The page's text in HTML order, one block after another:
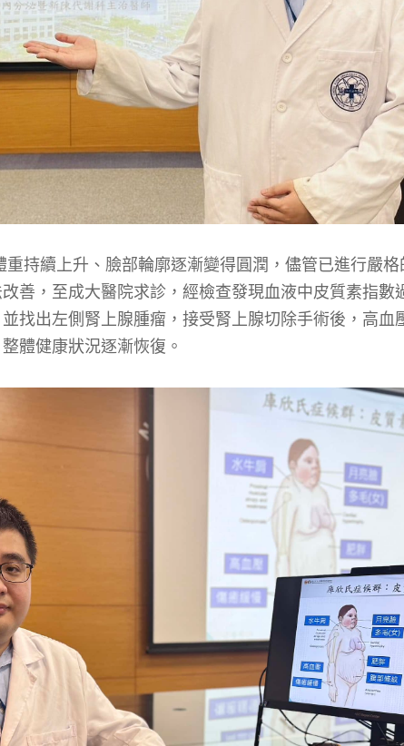
持續上升、臉部輪廓逐漸變得圓潤，儘管已進行嚴
善，至成大醫院求診，經檢查發現血液中皮質素指數
找出左側腎上腺腫瘤，接受腎上腺切除手術後，高血
體健康狀況逐漸恢復。